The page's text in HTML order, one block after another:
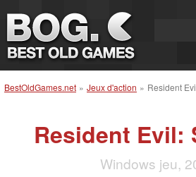
BestOldGames.net » Jeux d'action » Resident
Resident Evil:
Windows jeu,